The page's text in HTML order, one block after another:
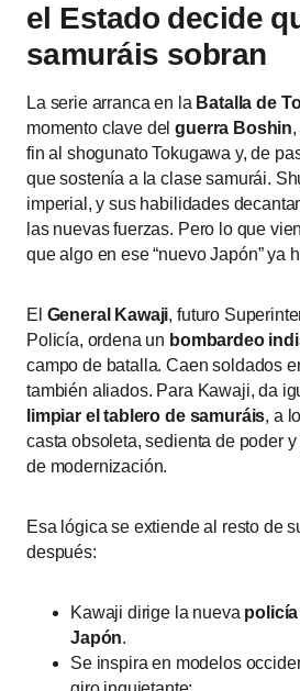
el Estado decide
samuráis sobran
La serie arranca en la Batalla de
momento clave delguerra Boshin
fin al shogunato Tokugawa y, de
que sostenía a la clase samurái.
imperial, y sus habilidades
las nuevas fuerzas. Pero lo que
que algo en ese “nuevo Japón” ya
El General Kawaji, futuro
Policía, ordena un bombardeo
campo de batalla. Caen soldados
también aliados. Para Kawaji, da
limpiar el tablero de samuráis, a
casta obsoleta, sedienta de poder
de modernización.
Esa lógica se extiende al resto de
después:
Kawaji dirige la nueva
Japón.
Se inspira en modelos